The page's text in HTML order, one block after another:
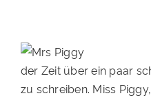
MITMACHEN
FÖRDERN & VERERBEN
der Zeit über ein paar
zu schreiben. Miss